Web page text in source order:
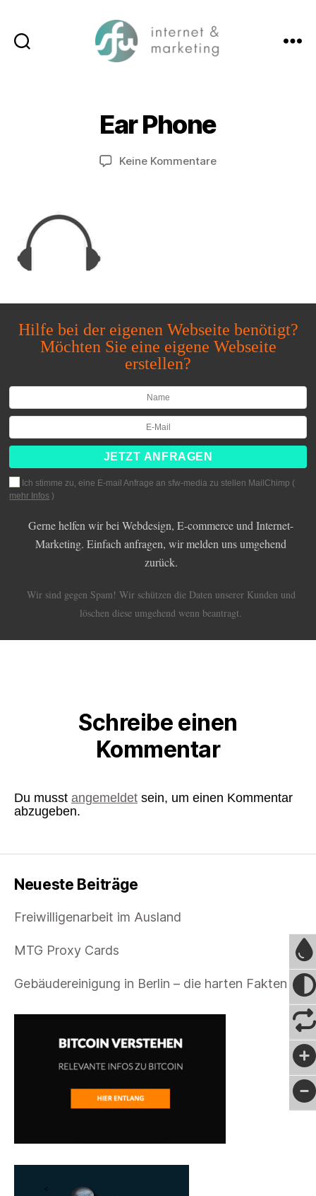
Ear Phone
Keine Kommentarezu
Hilfe bei der eigenen Webseite benötigt?
Möchten Sie eine eigene Webseite
erstellen?
Ich stimme zu, eine E-mail Anfrage an sfw-media zu stellen MailChimp (
mehr Infos )
Gerne helfen wir bei Webdesign, E-commerce und Internet-
Marketing. Einfach anfragen, wir melden uns umgehend
zurück.
Wir sind gegen Spam! Wir schützen die Daten unserer Kunden und
löschen diese umgehend wenn beantragt.
Schreibe einen
Kommentar
Du musst angemeldet sein, um einen Kommentar
abzugeben.
Neueste Beiträge
Freiwilligenarbeit im Ausland
MTG Proxy Cards
Gebäudereinigung in Berlin – die harten Fakten